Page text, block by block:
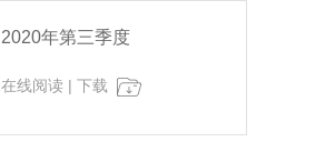
2020年第三季度
在线阅读 | 下载